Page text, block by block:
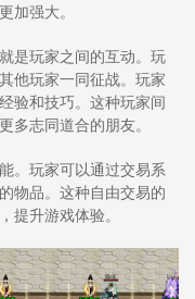
加强大。
是玩家之间的互动。玩
他玩家一同征战。玩家
验和技巧。这种玩家间
多志同道合的朋友。
。玩家可以通过交易系
物品。这种自由交易的
提升游戏体验。